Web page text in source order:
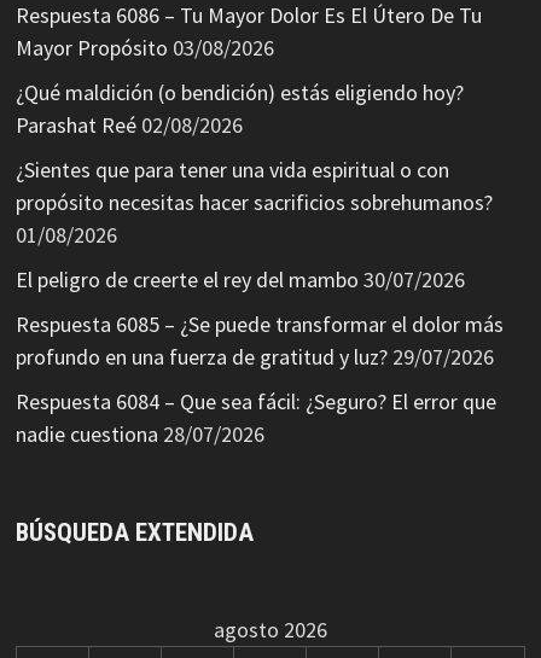
Respuesta 6086 – Tu Mayor Dolor Es El Útero De Tu
Mayor Propósito 03/08/2026
¿Qué maldición (o bendición) estás eligiendo hoy?
Parashat Reé 02/08/2026
¿Sientes que para tener una vida espiritual o con
propósito necesitas hacer sacrificios sobrehumanos?
01/08/2026
El peligro de creerte el rey del mambo 30/07/2026
Respuesta 6085 – ¿Se puede transformar el dolor más
profundo en una fuerza de gratitud y luz? 29/07/2026
Respuesta 6084 – Que sea fácil: ¿Seguro? El error que
nadie cuestiona 28/07/2026
BÚSQUEDA EXTENDIDA
agosto 2026